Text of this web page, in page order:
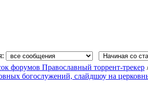
форумов Православный торрент-трекер
богослужений, слайдшоу на